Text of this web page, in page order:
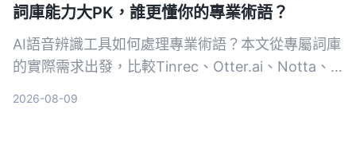
詞庫能力大PK，誰更懂你的專業術語？
AI語音辨識工具如何處理專業術語？本文從專屬詞庫
的實際需求出發，比較Tinrec、Otter.ai、Notta、
2026-08-09